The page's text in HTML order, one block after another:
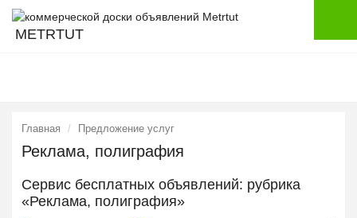
METRTUT
Главная Предложение услуг
Реклама, полиграфия
Сервис бесплатных объявлений: рубрика
«Реклама, полиграфия»